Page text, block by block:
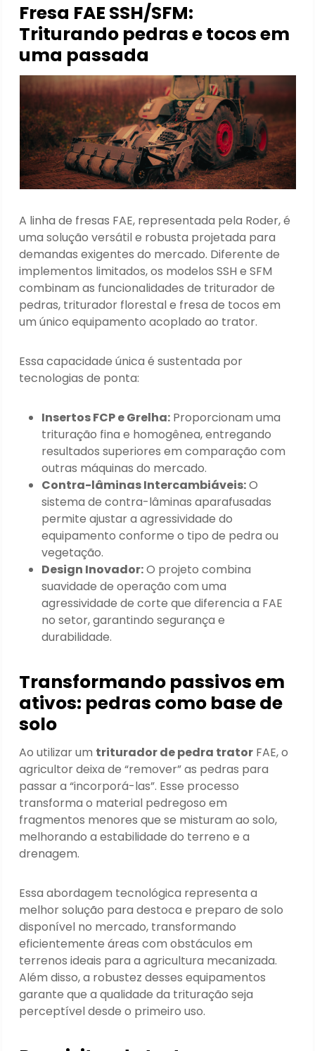
Fresa FAE SSH/SFM:
Triturando pedras e tocos em
uma passada
A linha de fresas FAE, representada pela Roder, é
uma solução versátil e robusta projetada para
demandas exigentes do mercado. Diferente de
implementos limitados, os modelos SSH e SFM
combinam as funcionalidades de triturador de
pedras, triturador florestal e fresa de tocos em
um único equipamento acoplado ao trator.
Essa capacidade única é sustentada por
tecnologias de ponta:
Insertos FCP e Grelha: Proporcionam uma
trituração fina e homogênea, entregando
resultados superiores em comparação com
outras máquinas do mercado.
Contra-lâminas Intercambiáveis:O
sistema de contra-lâminas aparafusadas
permite ajustar a agressividade do
equipamento conforme o tipo de pedra ou
vegetação.
Design Inovador:O projeto combina
suavidade de operação com uma
agressividade de corte que diferencia a FAE
no setor, garantindo segurança e
durabilidade.
Transformando passivos em
ativos: pedras como base de
solo
Ao utilizar um triturador de pedra trator FAE, o
agricultor deixa de “remover” as pedras para
passar a “incorporá-las”. Esse processo
transforma o material pedregoso em
fragmentos menores que se misturam ao solo,
melhorando a estabilidade do terreno e a
drenagem.
Essa abordagem tecnológica representa a
melhor solução para destoca e preparo de solo
disponível no mercado, transformando
eficientemente áreas com obstáculos em
terrenos ideais para a agricultura mecanizada.
Além disso, a robustez desses equipamentos
garante que a qualidade da trituração seja
perceptível desde o primeiro uso.